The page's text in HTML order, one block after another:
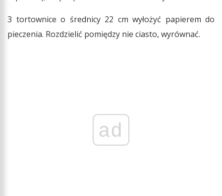
3 tortownice o średnicy 22 cm wyłożyć papierem do
pieczenia. Rozdzielić pomiędzy nie ciasto, wyrównać.
ad